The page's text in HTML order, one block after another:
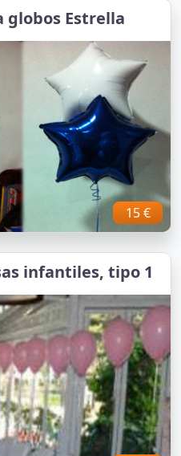
globos Estrella
15 €
infantiles, tipo 1